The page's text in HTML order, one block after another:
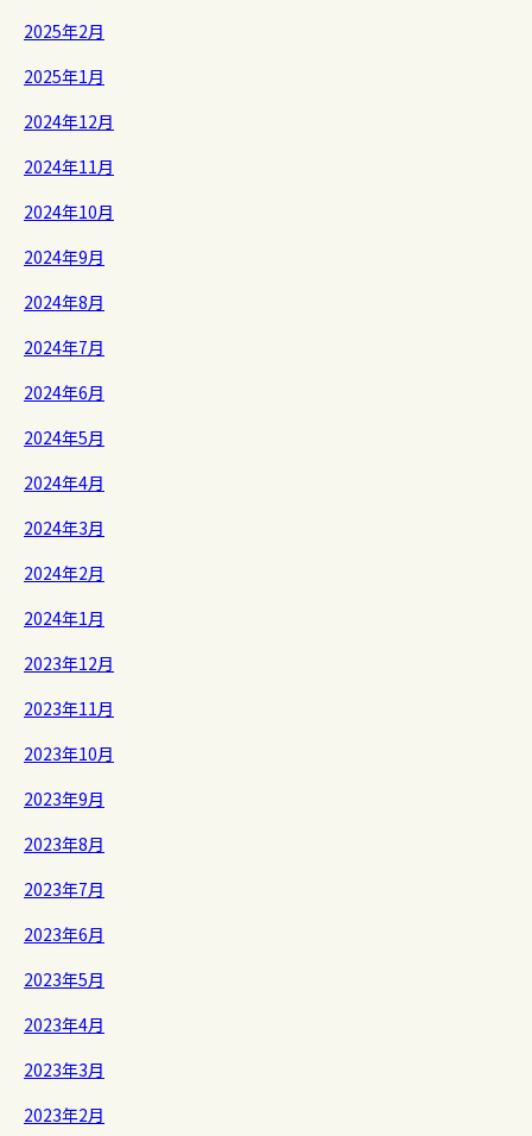
2025年2月
2025年1月
2024年12月
2024年11月
2024年10月
2024年9月
2024年8月
2024年7月
2024年6月
2024年5月
2024年4月
2024年3月
2024年2月
2024年1月
2023年12月
2023年11月
2023年10月
2023年9月
2023年8月
2023年7月
2023年6月
2023年5月
2023年4月
2023年3月
2023年2月